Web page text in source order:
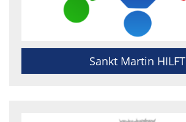
Sankt Martin HILFT